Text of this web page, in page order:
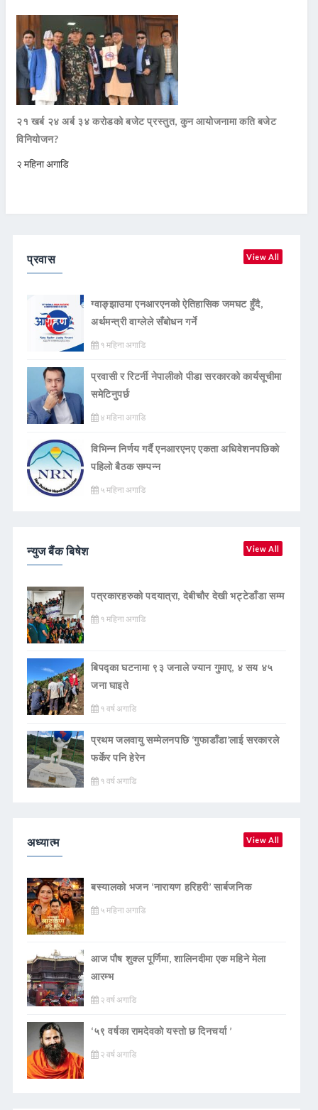
२१ खर्ब २४ अर्ब ३४ करोडको बजेट प्रस्तुत, कुन आयोजनामा कति बजेट
विनियोजन?
२ महिना अगाडि
प्रवास View All
ग्वाङ्झाउमा एनआरएनको ऐतिहासिक जमघट हुँदै,
अर्थमन्त्री वाग्लेले सँबोधन गर्ने
१ महिना अगाडि
प्रवासी र रिटर्नी नेपालीको पीडा सरकारको कार्यसूचीमा
समेटिनुपर्छ
४ महिना अगाडि
विभिन्न निर्णय गर्दै एनआरएनए एकता अधिवेशनपछिको
पहिलो बैठक सम्पन्न
५ महिना अगाडि
न्युज बैंक बिषेश View All
पत्रकारहरुको पदयात्रा, देबीचौर देखी भट्टेडाँडा सम्म
१ महिना अगाडि
बिपद्का घटनामा ९३ जनाले ज्यान गुमाए, ४ सय ४५
जना घाइते
१ वर्ष अगाडि
प्रथम जलवायु सम्मेलनपछि ‘गुफाडाँडा’लाई सरकारले
फर्केर पनि हेरेन
१ वर्ष अगाडि
अध्यात्म View All
बस्यालको भजन ‘नारायण हरिहरी’ सार्बजनिक
५ महिना अगाडि
आज पौष शुक्ल पूर्णिमा, शालिनदीमा एक महिने मेला
आरम्भ
२ वर्ष अगाडि
‘५९ वर्षका रामदेवकाे यस्ताे छ दिनचर्या ’
२ वर्ष अगाडि